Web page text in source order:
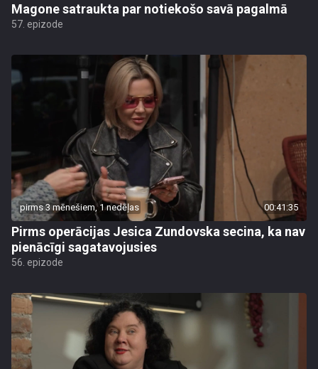
Magone satraukta par notiekošo savā pagalmā
57. epizode
pirms 3 mēnešiem, 1 nedēļas 00:41:35
Pirms operācijas Jesica Zundovska secina, ka nav
pienācīgi sagatavojusies
56. epizode